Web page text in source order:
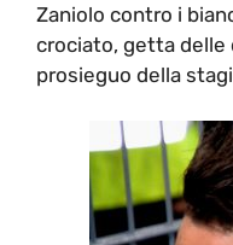
Zaniolo contro i
crociato, getta delle
prosieguo della